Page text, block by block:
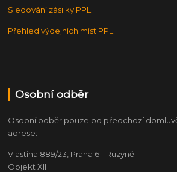
Sledování zásilky PPL
Přehled výdejních míst PPL
Osobní odběr
Osobní odběr pouze po předchozí
adrese:
Vlastina 889/23, Praha 6 - Ruzyně
Objekt XII